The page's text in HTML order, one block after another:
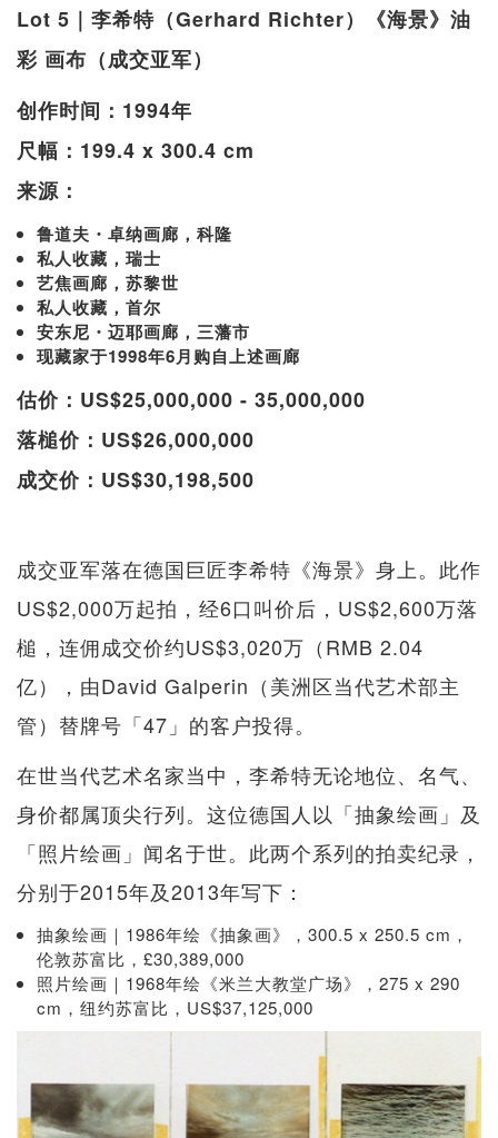
Lot 5｜李希特（Gerhard Richter）《海景》油
彩 画布（成交亚军）
创作时间：1994年
尺幅：199.4 x 300.4 cm
来源：
鲁道夫・卓纳画廊，科隆
私人收藏，瑞士
艺焦画廊，苏黎世
私人收藏，首尔
安东尼・迈耶画廊，三藩市
现藏家于1998年6月购自上述画廊
估价：US$25,000,000 - 35,000,000
落槌价：US$26,000,000
成交价：US$30,198,500
成交亚军落在德国巨匠李希特《海景》身上。此作
US$2,000万起拍，经6口叫价后，US$2,600万落
槌，连佣成交价约US$3,020万（RMB 2.04
亿），由David Galperin（美洲区当代艺术部主
管）替牌号「47」的客户投得。
在世当代艺术名家当中，李希特无论地位、名气、
身价都属顶尖行列。这位德国人以「抽象绘画」及
「照片绘画」闻名于世。此两个系列的拍卖纪录，
分别于2015年及2013年写下：
抽象绘画｜1986年绘《抽象画》，300.5 x 250.5 cm，
伦敦苏富比，£30,389,000
照片绘画｜1968年绘《米兰大教堂广场》，275 x 290
cm，纽约苏富比，US$37,125,000